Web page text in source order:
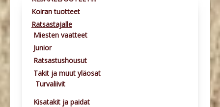
Koiran tuotteet
Ratsastajalle
Miesten vaatteet
Junior
Ratsastushousut
Takit ja muut yläosat
Turvaliivit
Kisatakit ja paidat